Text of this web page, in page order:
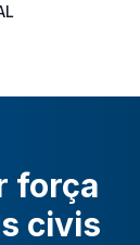
força
civis